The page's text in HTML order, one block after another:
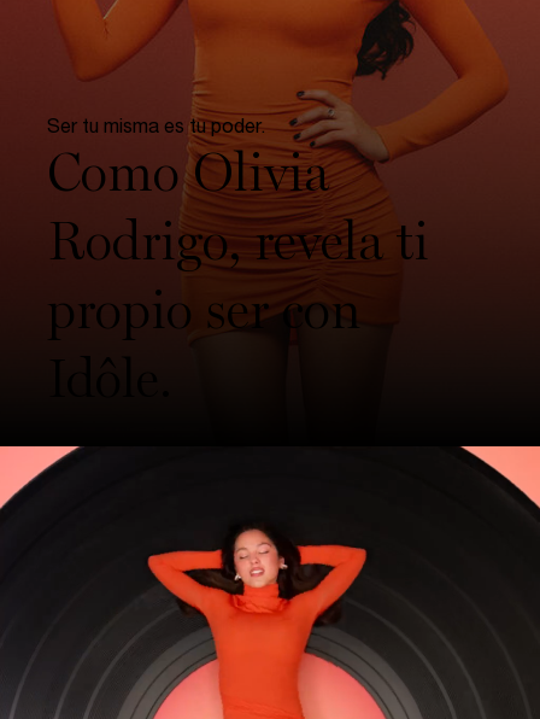
Ser tu misma es tu poder.​
Como Olivia
Rodrigo, revela ti
propio ser con